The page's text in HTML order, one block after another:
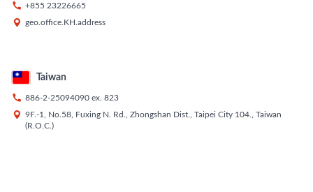
 +855 23226665
 geo.office.KH.address
Taiwan
 886-2-25094090 ex. 823
 9F.-1, No.58, Fuxing N. Rd., Zhongshan Dist., Taipei City 104., Taiwan
(R.O.C.)